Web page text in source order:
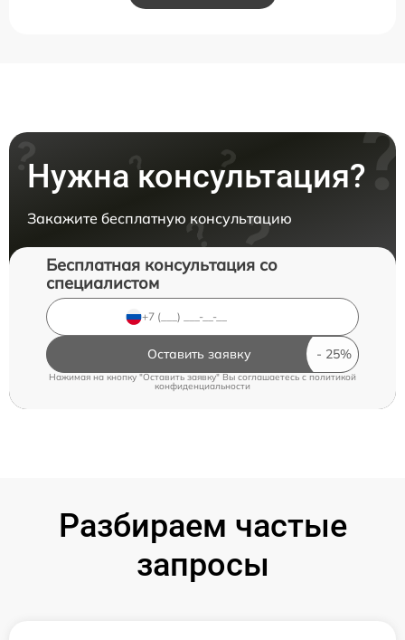
Нужна консультация?
Закажите бесплатную консультацию
Бесплатная консультация со
специалистом
Оставить заявку
Нажимая на кнопку "Оставить заявку" Вы соглашаетесь cполитикой
конфиденциальности
Разбираем частые
запросы